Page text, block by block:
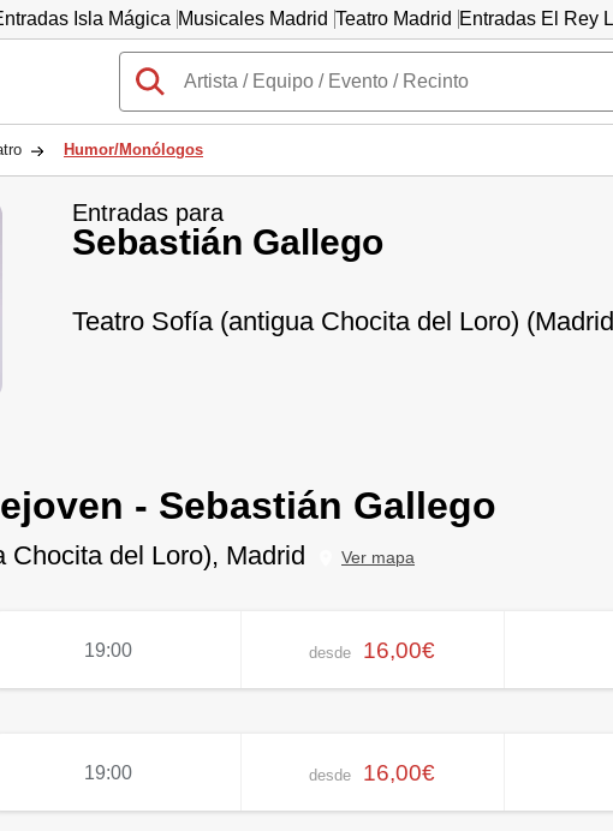
Isla Mágica Musicales Madrid Teatro Madrid Entradas El Rey
Humor/Monólogos
Entradas para
Sebastián Gallego
Teatro Sofía (antigua Chocita del Loro)
- Sebastián Gallego
Chocita del Loro), Madrid Ver mapa
19:00 desde 16,00€
19:00 desde 16,00€